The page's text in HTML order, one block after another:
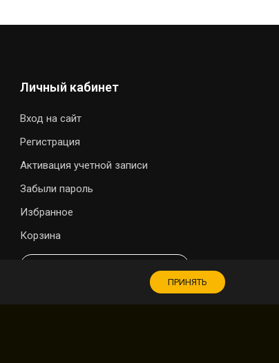
Личный кабинет
Вход на сайт
Регистрация
Активация учетной записи
Забыли пароль
Избранное
Корзина
ПРИНЯТЬ